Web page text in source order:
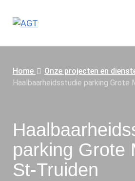
Home Onze projecten en
Haalbaarheidsstudie parking Grote
parking Grote
St-Truiden